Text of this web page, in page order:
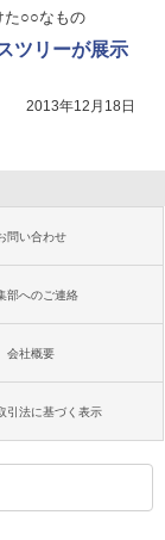
た○○なもの
ツリーが展示
2013年12月18日
問い合わせ
部へのご連絡
会社概要
引法に基づく表示